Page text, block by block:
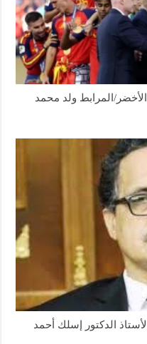
المرابط ولد محمد
الدكتور إسلك أحمد